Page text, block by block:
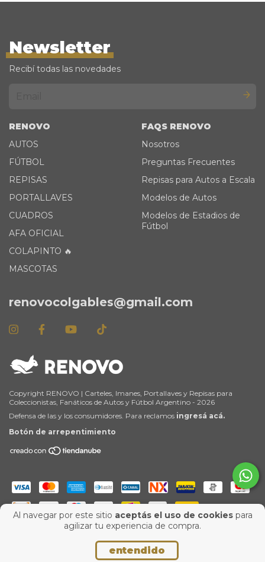
Al navegar por este sitio aceptás el uso de cookiespara
agilizar tu experiencia de compra.
entendido
Newsletter
Recibí todas las novedades
RENOVO
AUTOS
FÚTBOL
REPISAS
PORTALLAVES
CUADROS
AFA OFICIAL
COLAPINTO 🔥
MASCOTAS
FAQS RENOVO
Nosotros
Preguntas Frecuentes
Repisas para Autos a Escala
Modelos de Autos
Modelos de Estadios de
Fútbol
renovocolgables@gmail.com
Copyright RENOVO | Carteles, Imanes, Portallaves y Repisas para
Coleccionistas, Fanáticos de Autos y Fútbol Argentino - 2026
Defensa de las y los consumidores. Para reclamos ingresá acá.
Botón de arrepentimiento